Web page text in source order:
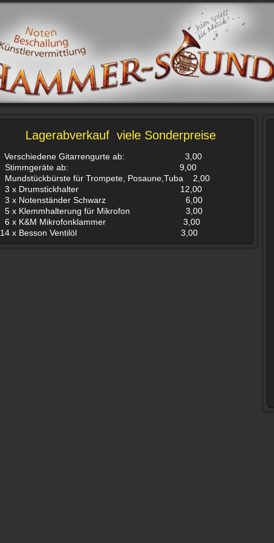
Lagerabverkauf viele Sonderpreise
Verschiedene Gitarrengurte ab: 3,00
Stimmgeräte ab: 9,00
Mundstückbürste für Trompete, Posaune,Tuba 2,00
3 x Drumstickhalter 12,00
3 x Notenständer Schwarz 6,00
5 x Klemmhalterung für Mikrofon 3,00
6 x K&M Mikrofonklammer 3,00
14 x Besson Ventilöl 3,00